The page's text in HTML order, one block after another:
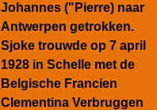
Johannes ("Pierre) naar
Antwerpen getrokken.
Sjoke trouwde op 7 april
1928 in Schelle met de
Belgische Francien
Clementina Verbruggen